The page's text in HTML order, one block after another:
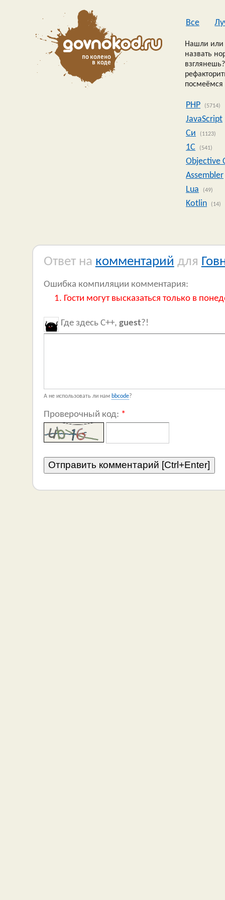
Все
Нашли или
назвать
посмеёмся
PHP (5714)
JavaScript
Си
(1123)
1C (541)
Objective
Assembler
Lua
(49)
Kotlin (14)
Ответ на комментарий для
Ошибка компиляции комментария:
Гости могут высказаться только в
Где здесь C++, guest?!
А не использовать ли нам bbcode?
Проверочный код: *